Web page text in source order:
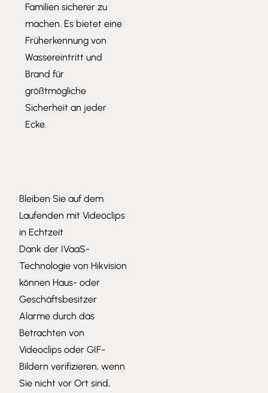
Familien sicherer zu
machen. Es bietet eine
Früherkennung von
Wassereintritt und
Brand für
größtmögliche
Sicherheit an jeder
Ecke.
Bleiben Sie auf dem
Laufenden mit Videoclips
in Echtzeit
Dank der IVaaS-
Technologie von Hikvision
können Haus- oder
Geschäftsbesitzer
Alarme durch das
Betrachten von
Videoclips oder GIF-
Bildern verifizieren, wenn
Sie nicht vor Ort sind,